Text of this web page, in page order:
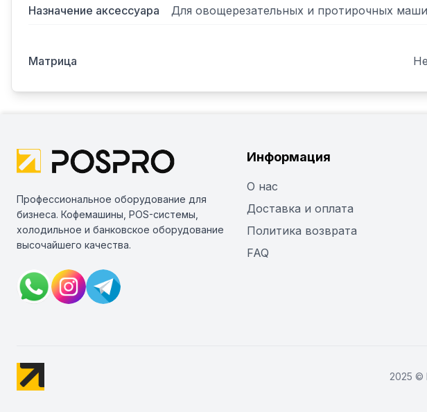
Назначение аксессуара Для овощерезательных и протирочных
Матрица
Профессиональное оборудование для
бизнеса. Кофемашины, POS-системы,
холодильное и банковское оборудование
высочайшего качества.
Информация
О нас
Доставка и оплата
Политика возврата
FAQ
2025 ©